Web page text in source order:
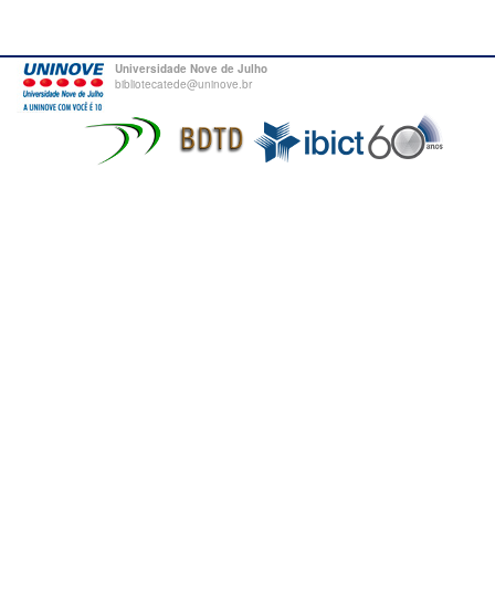
Universidade Nove de Julho
bibliotecatede@uninove.br